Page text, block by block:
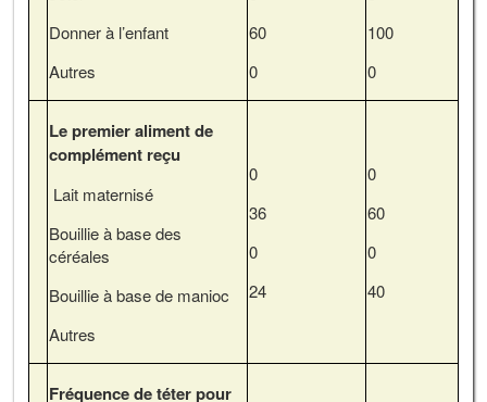
Donner à l’enfant
Autres
60
0
100
0
Le premier aliment de
complément reçu
Lait maternisé
Bouillie à base des
céréales
Bouillie à base de manioc
Autres
0
36
0
24
0
60
0
40
Fréquence de téter pour